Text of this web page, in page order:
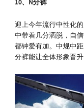
10、N分裤
迎上今年流行中性化
中带着几分洒脱，自
都钟爱有加。中规中
分裤能让全体形象晋升